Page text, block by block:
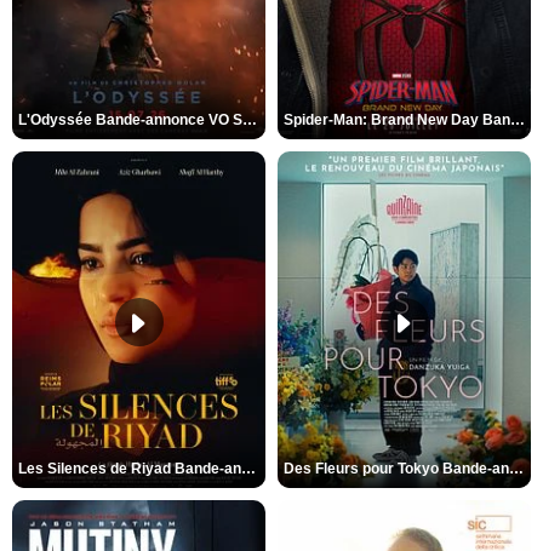
L'Odyssée Bande-annonce VO STFR Spider-Man: Brand New Day Bande-annonce VO STFR
Les Silences de Riyad Bande-annonce VO STFR Des Fleurs pour Tokyo Bande-annonce VO STFR